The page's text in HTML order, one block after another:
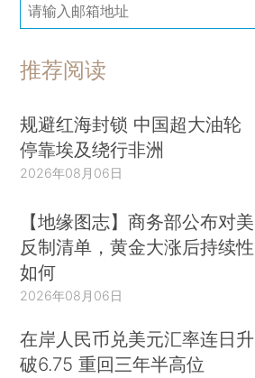
推荐阅读
规避红海封锁 中国超大油轮
停靠埃及绕行非洲
2026年08月06日
【地缘图志】商务部公布对美
反制清单，黄金大涨后持续性
如何
2026年08月06日
在岸人民币兑美元汇率连日升
破6.75 重回三年半高位